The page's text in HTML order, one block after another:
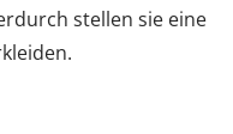
stellen sie eine